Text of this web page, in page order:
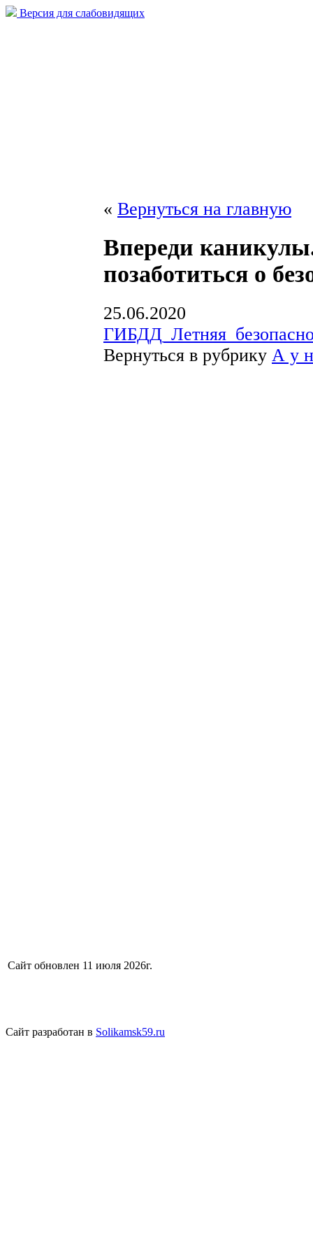
Версия для слабовидящих
« Вернуться на главную
Впереди
позаботиться о
25.06.2020
Вернуться в рубрику А у
Сайт обновлен 11 июля 2026г.
Сайт разработан в Solikamsk59.ru